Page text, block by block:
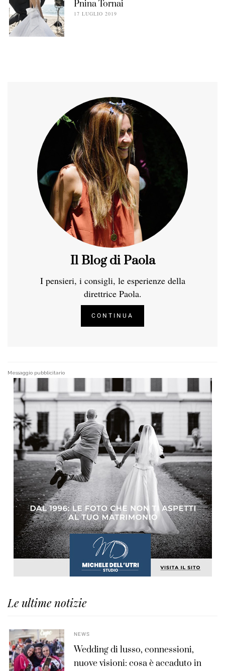
Pnina Tornai
17 LUGLIO 2019
Il Blog di Paola
I pensieri, i consigli, le esperienze della
direttrice Paola.
CONTINUA
Messaggio pubblicitario
Le ultime notizie
NEWS
Wedding di lusso, connessioni,
nuove visioni: cosa è accaduto in